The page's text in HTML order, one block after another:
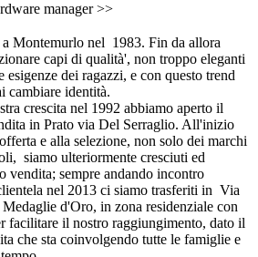
manager >>
a Montemurlo nel 1983. Fin da allora
capi di qualità', non troppo eleganti
dei ragazzi, e con questo trend
cambiare identità.
crescita nel 1992 abbiamo aperto il
in Prato via Del Serraglio. All'inizio
e alla selezione, non solo dei marchi
siamo ulteriormente cresciuti ed
vendita; sempre andando incontro
nel 2013 ci siamo trasferiti in Via
d'Oro, in zona residenziale con
facilitare il nostro raggiungimento, dato il
che sta coinvolgendo tutte le famiglie e